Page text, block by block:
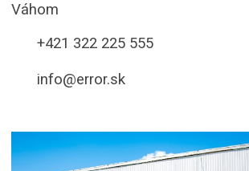
Váhom
+421 322 225 555
info@error.sk